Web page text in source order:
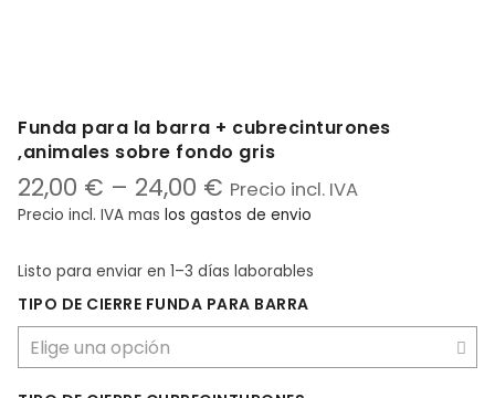
Funda para la barra + cubrecinturones
,animales sobre fondo gris
22,00 € – 24,00 € Precio incl. IVA
Precio incl. IVA mas los gastos de envio
Listo para enviar en 1–3 días laborables
TIPO DE CIERRE FUNDA PARA BARRA